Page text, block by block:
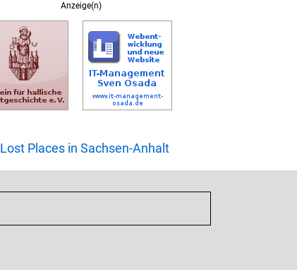
Anzeige(n)
Lost Places in Sachsen-Anhalt